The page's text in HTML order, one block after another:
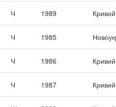
Ч 1989
Ч 1985
Ч 1986 Кривий
Ч 1987 Кривий